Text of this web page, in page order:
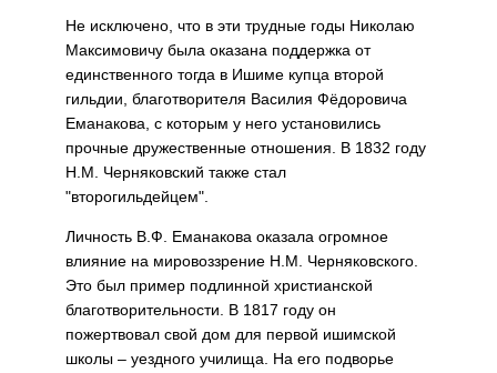
Не исключено, что в эти трудные годы Николаю
Максимовичу была оказана поддержка от
единствен­ного тогда в Ишиме купца второй
гильдии, благотворителя Василия Фёдоровича
Еманакова, с которым у него установились
прочные дружественные отношения. В 1832 году
Н.М. Черняковский так­же стал
"второгильдейцем".
Личность В.Ф. Еманакова ока­зала огромное
влияние на миро­воззрение Н.М. Черняковского.
Это был пример подлинной хри­стианской
благотворительности. В 1817 году он
пожертвовал свой дом для первой ишимской
школы – уездного училища. На его подворье